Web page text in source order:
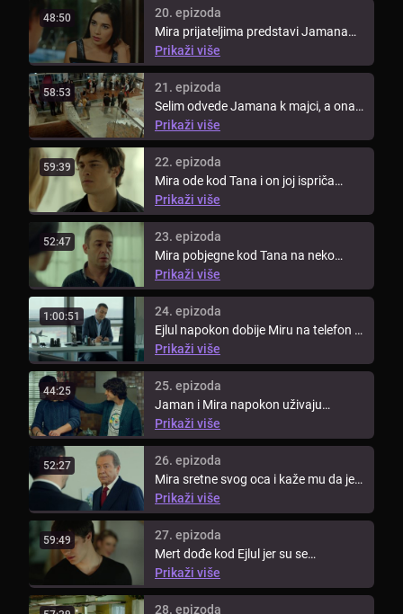
48:50
20. epizoda
Mira prijateljima predstavi Jamana
kao svog dečka i poslije mu kaže ...
Prikaži više
58:53
21. epizoda
Selim odvede Jamana k majci, a ona
se prisjeti svoje otmice i ...
Prikaži više
59:39
22. epizoda
Mira ode kod Tana i on joj ispriča
cijelu priču o svojoj djevojci Nur ...
Prikaži više
52:47
23. epizoda
Mira pobjegne kod Tana na neko
vrijeme.
Prikaži više
1:00:51
24. epizoda
Ejlul napokon dobije Miru na telefon i
ona se uspije čuti s Jamanom, ...
Prikaži više
44:25
25. epizoda
Jaman i Mira napokon uživaju
zajedno. Mirina mama pokušava se
ponovno ...
Prikaži više
52:27
26. epizoda
Mira sretne svog oca i kaže mu da je
uništio njihovu obitelj te da mu ...
Prikaži više
59:49
27. epizoda
Mert dođe kod Ejlul jer su se
dogovorili za učenje i on joj prizna da
...
Prikaži više
28. epizoda